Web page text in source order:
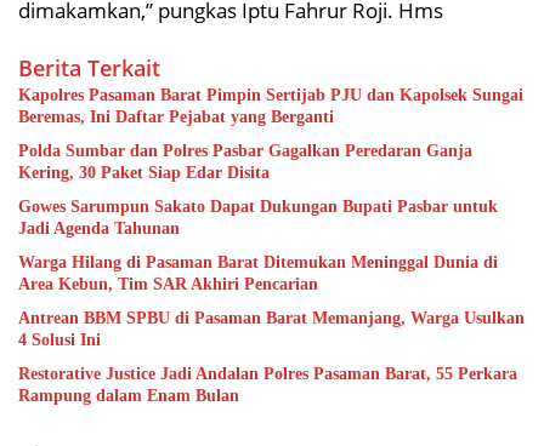
dimakamkan,” pungkas Iptu Fahrur Roji. Hms
Berita Terkait
Kapolres Pasaman Barat Pimpin Sertijab PJU dan Kapolsek Sungai
Beremas, Ini Daftar Pejabat yang Berganti
Polda Sumbar dan Polres Pasbar Gagalkan Peredaran Ganja
Kering, 30 Paket Siap Edar Disita
Gowes Sarumpun Sakato Dapat Dukungan Bupati Pasbar untuk
Jadi Agenda Tahunan
Warga Hilang di Pasaman Barat Ditemukan Meninggal Dunia di
Area Kebun, Tim SAR Akhiri Pencarian
Antrean BBM SPBU di Pasaman Barat Memanjang, Warga Usulkan
4 Solusi Ini
Restorative Justice Jadi Andalan Polres Pasaman Barat, 55 Perkara
Rampung dalam Enam Bulan